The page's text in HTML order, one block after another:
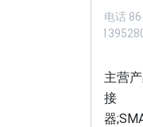
电话
机
主营
接
器